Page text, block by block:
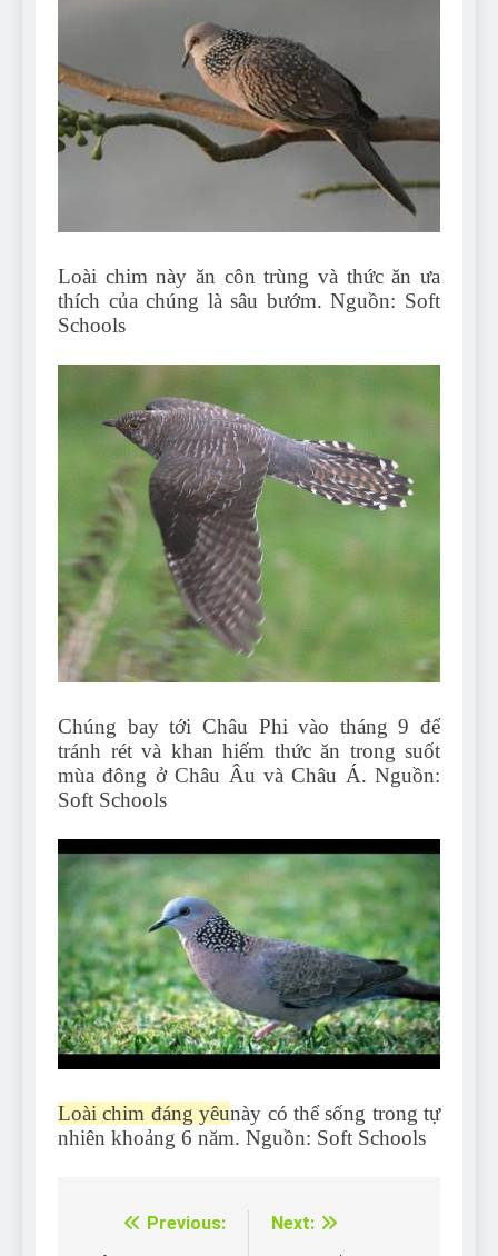
Loài chim này ăn côn trùng và thức ăn ưa
thích của chúng là sâu bướm. Nguồn: Soft
Schools
Chúng bay tới Châu Phi vào tháng 9 để
tránh rét và khan hiếm thức ăn trong suốt
mùa đông ở Châu Âu và Châu Á. Nguồn:
Soft Schools
Loài chim đáng yêunày có thể sống trong tự
nhiên khoảng 6 năm. Nguồn: Soft Schools
Điều
Previous:
Next: